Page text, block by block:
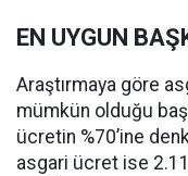
EN UYGUN
Araştırmaya göre
mümkün olduğu
ücretin %70’ine
asgari ücret ise